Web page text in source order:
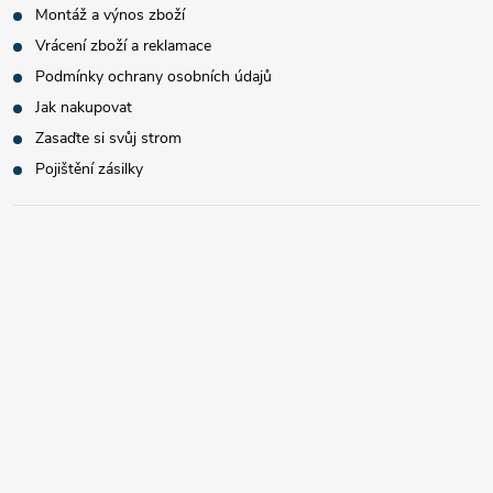
Montáž a výnos zboží
Vrácení zboží a reklamace
Podmínky ochrany osobních údajů
Jak nakupovat
Zasaďte si svůj strom
Pojištění zásilky